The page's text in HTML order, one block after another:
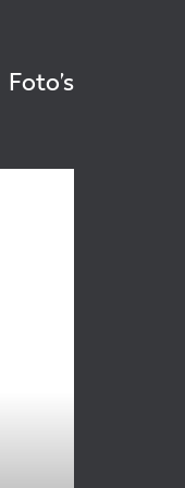
Foto’s